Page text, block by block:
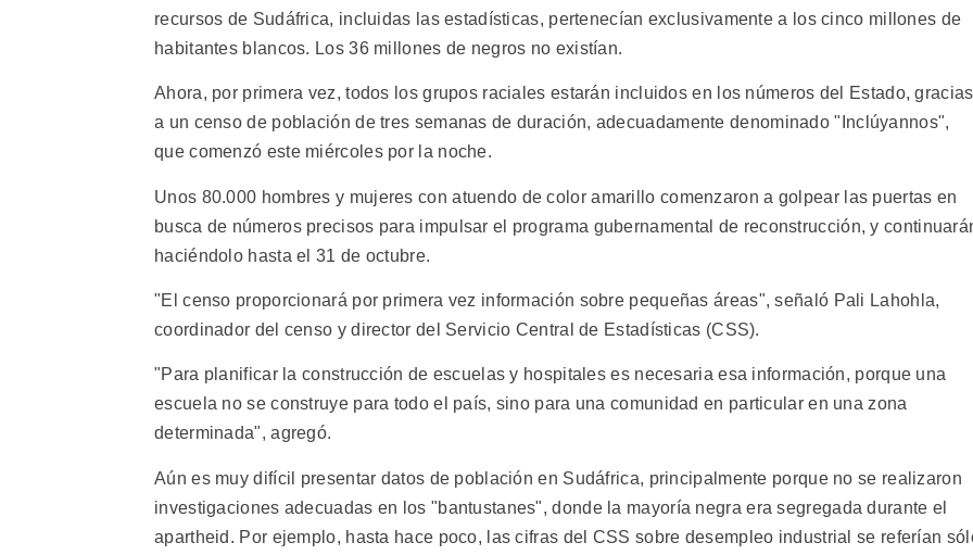
recursos de Sudáfrica, incluidas las estadísticas, pertenecían exclusivamente a los cinco millones de
habitantes blancos. Los 36 millones de negros no existían.
Ahora, por primera vez, todos los grupos raciales estarán incluidos en los números del Estado, gracias
a un censo de población de tres semanas de duración, adecuadamente denominado "Inclúyannos",
que comenzó este miércoles por la noche.
Unos 80.000 hombres y mujeres con atuendo de color amarillo comenzaron a golpear las puertas en
busca de números precisos para impulsar el programa gubernamental de reconstrucción, y
haciéndolo hasta el 31 de octubre.
"El censo proporcionará por primera vez información sobre pequeñas áreas", señaló Pali Lahohla,
coordinador del censo y director del Servicio Central de Estadísticas (CSS).
"Para planificar la construcción de escuelas y hospitales es necesaria esa información, porque una
escuela no se construye para todo el país, sino para una comunidad en particular en una zona
determinada", agregó.
Aún es muy difícil presentar datos de población en Sudáfrica, principalmente porque no se realizaron
investigaciones adecuadas en los "bantustanes", donde la mayoría negra era segregada durante el
apartheid. Por ejemplo, hasta hace poco, las cifras del CSS sobre desempleo industrial se referían